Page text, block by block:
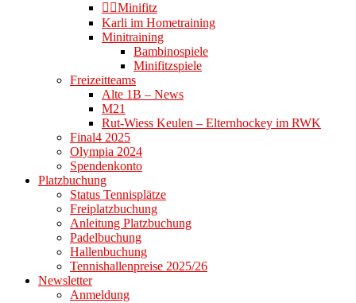
👉🏻Minifitz
Karli im Hometraining
Minitraining
Bambinospiele
Minifitzspiele
Freizeitteams
Alte 1B – News
M21
Rut-Wiess Keulen – Elternhockey im RWK
Final4 2025
Olympia 2024
Spendenkonto
Platzbuchung
Status Tennisplätze
Freiplatzbuchung
Anleitung Platzbuchung
Padelbuchung
Hallenbuchung
Tennishallenpreise 2025/26
Newsletter
Anmeldung